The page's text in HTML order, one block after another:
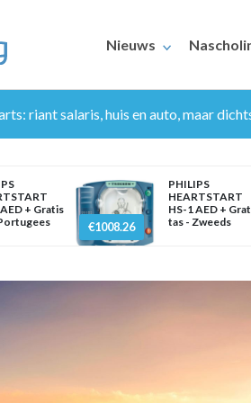
Nieuws
riant salaris, huis en auto, maar
+ Gratis
€1008.26
PHILIPS
HEARTSTART
HS-1 AED +
tas - Zweeds